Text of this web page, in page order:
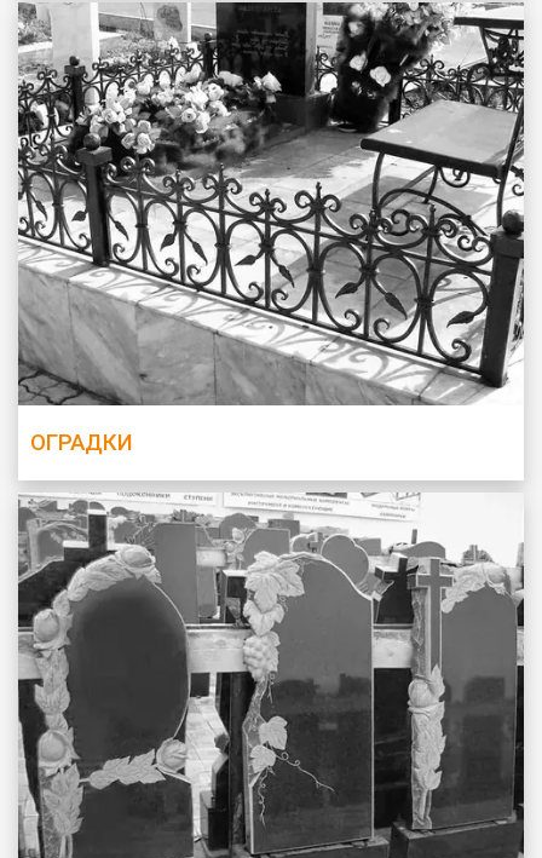
ВАШЕ ИМЯ
ВАШ ТЕЛЕФОН*
Cогласиие на обработку персональных данных
ОГРАДКИ